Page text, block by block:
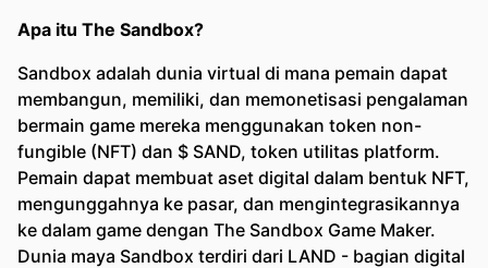
Apa itu The Sandbox?
Sandbox adalah dunia virtual di mana pemain dapat
membangun, memiliki, dan memonetisasi pengalaman
bermain game mereka menggunakan token non-
fungible (NFT) dan $ SAND, token utilitas platform.
Pemain dapat membuat aset digital dalam bentuk NFT,
mengunggahnya ke pasar, dan mengintegrasikannya
ke dalam game dengan The Sandbox Game Maker.
Dunia maya Sandbox terdiri dari LAND - bagian digital